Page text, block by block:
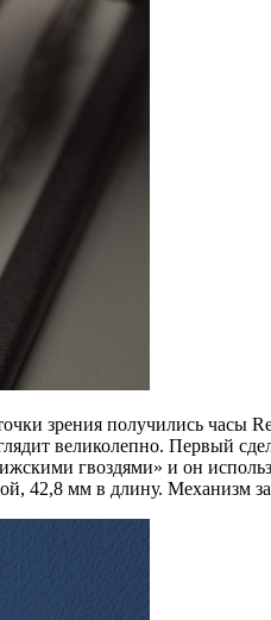
зрения получились часы
великолепно. Первый
гвоздями» и он
42,8 мм в длину. Механизм